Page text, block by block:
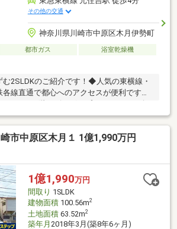
その他の交通
神奈川県川崎市中原区木月伊勢町
都市ガス
浴室乾燥機
む2SLDKのご紹介です！◆人気の東横線・
線直通で都心へのアクセスが便利です！
段で家族とのつながりを大事にできま
ビーカーが乗り入れても余裕のある広
ルルームは玄関と接続しており開放的で
たり！◆浴室はゆったり1818サイズ。洗
ており、通風・採光ともに良好です。◆窓
るため防音、断熱性に優れ快適です！
市中原区木月１ 1億1,990万円
1億1,990万円
間取り 1SLDK
建物面積100.56m2
土地面積63.52m2
築年月 2018年3月(築8年6ヶ月)